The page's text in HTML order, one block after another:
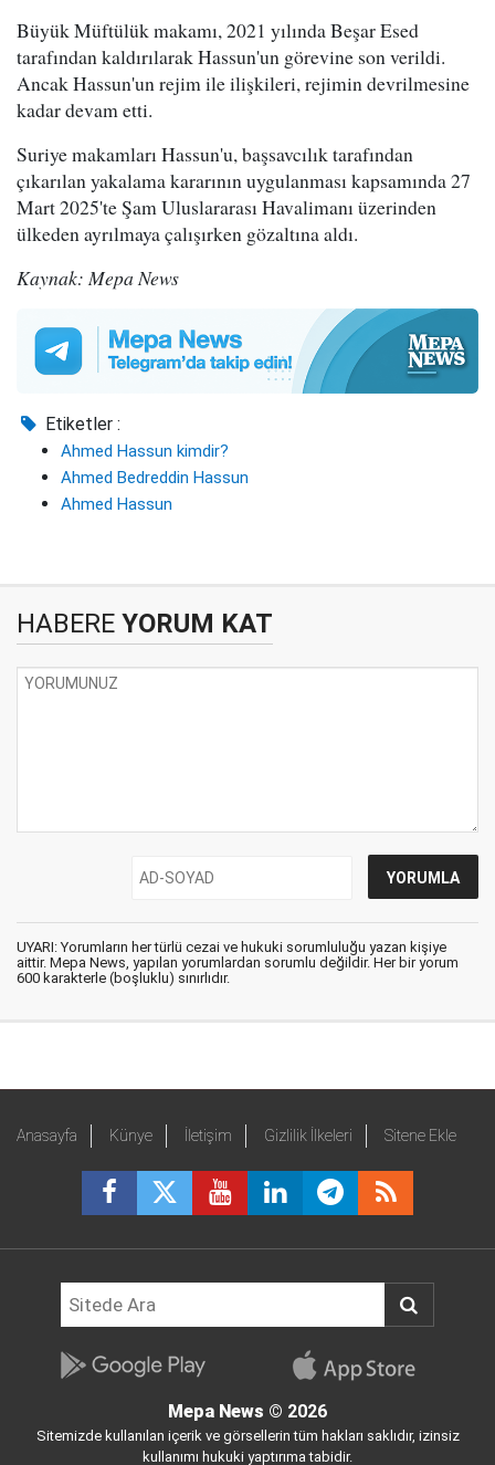
Büyük Müftülük makamı, 2021 yılında Beşar Esed
tarafından kaldırılarak Hassun'un görevine son verildi.
Ancak Hassun'un rejim ile ilişkileri, rejimin devrilmesine
kadar devam etti.
Suriye makamları Hassun'u, başsavcılık tarafından
çıkarılan yakalama kararının uygulanması kapsamında 27
Mart 2025'te Şam Uluslararası Havalimanı üzerinden
ülkeden ayrılmaya çalışırken gözaltına aldı.
Kaynak: Mepa News
Etiketler :
Ahmed Hassun kimdir?
Ahmed Bedreddin Hassun
Ahmed Hassun
HABERE YORUM KAT
UYARI: Yorumların her türlü cezai ve hukuki sorumluluğu yazan kişiye
aittir. Mepa News, yapılan yorumlardan sorumlu değildir. Her bir yorum
600 karakterle (boşluklu) sınırlıdır.
Anasayfa Künye İletişim Gizlilik İlkeleri Sitene Ekle
Mepa News © 2026
Sitemizde kullanılan içerik ve görsellerin tüm hakları saklıdır, izinsiz
kullanımı hukuki yaptırıma tabidir.